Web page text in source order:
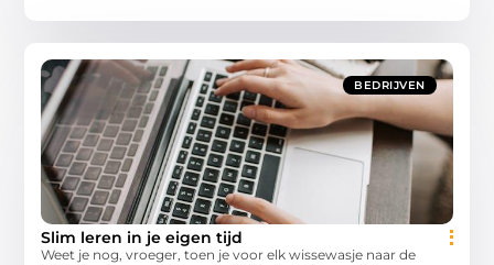
BEDRIJVEN
Slim leren in je eigen tijd
Weet je nog, vroeger, toen je voor elk wissewasje naar de